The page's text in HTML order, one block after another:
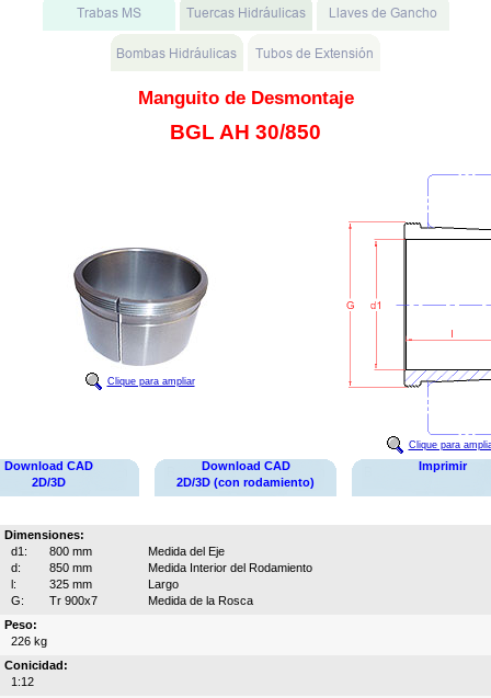
Manguito de Desmontaje
BGL AH 30/850
Clique para ampliar
Clique para
Download CAD
2D/3D
Download CAD
2D/3D (con rodamiento)
Imprimir
Dimensiones:
d1:
800 mm
Medida del Eje
d:
850 mm
Medida Interior del Rodamiento
l:
325 mm
Largo
G:
Tr 900x7
Medida de la Rosca
Peso:
226 kg
Conicidad:
1:12